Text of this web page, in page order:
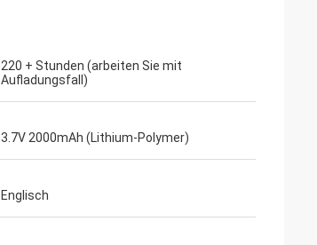
220 + Stunden (arbeiten Sie mit
Aufladungsfall)
3.7V 2000mAh (Lithium-Polymer)
Englisch